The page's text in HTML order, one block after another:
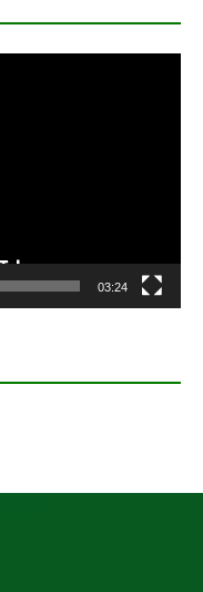
03:24